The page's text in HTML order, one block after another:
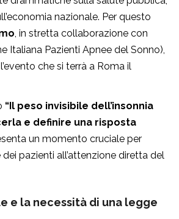
nazionale. Per questo
, in stretta collaborazione con
Italiana Pazienti Apnee del Sonno),
che si terrà a Roma il
“Il peso invisibile dell’insonnia
e definire una risposta
un momento cruciale per
pazienti all’attenzione diretta del
e la necessità di una legge